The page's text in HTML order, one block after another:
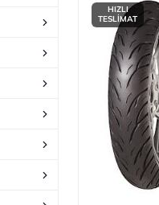
HIZLI
TESLİMAT